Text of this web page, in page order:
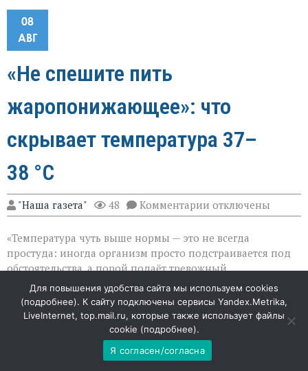
08
АВГ
«Не спешите пить
жаропонижающее»: что
скрывает температура 37–
38 °C
"Наша газета" 48 Комментарии к
записи
спешите
пить
что
скрывает
температура
37–
38 °C
отключены
«Температура чуть выше нормы — это не всегда
простуда: иногда организм просто подстраивается под
обстоятельства, а порой подаёт тревожный
сигнал», — объясняет Ольга Владимировна Сайно,
кандидат медицинских наук, доцент кафедры
поликлинической терапии Пироговского Университета.
Субфебрилитет — устойчивое повышение температуры
до 37–38 °C — может быть как вариантом нормы, так и
симптомом серьёзных изменений в теле. Разбираемся,
Для повышения удобства сайта мы используем cookies
(подробнее). К сайту подключены сервисы Yandex.Metrika,
LiveInternet, top.mail.ru, которые также использует файлы
cookie (подробнее).
Я согласен/согласна